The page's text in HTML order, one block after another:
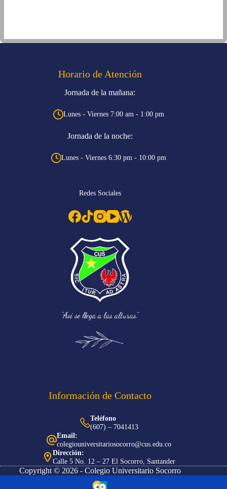
Horario de Atención
Jornada de la mañana:
Lunes - Viernes 7:00 am - 1:00 pm
Jornada de la noche:
Lunes - Viernes 6:30 pm - 10:00 pm
Redes Sociales
“Así se llega a las alturas.”
Información de Contacto
Teléfono
(607) – 7041413
Email:
colegiouniversitariosocorro@cus.edu.co
Dirección:
Calle 5 No. 12 – 27 El Socorro, Santander
Copyright © 2026 - Colegio Universitario Socorro